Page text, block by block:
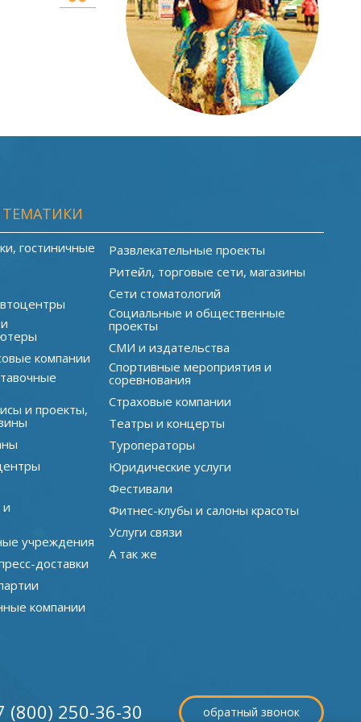
гостиничные
компании
и проекты,
учреждения
доставки
компании
Развлекательные проекты
Ритейл, торговые сети, магазины
Сети стоматологий
Социальные и общественные
проекты
СМИ и издательства
Спортивные мероприятия и
соревнования
Страховые компании
Театры и концерты
Туроператоры
Юридические услуги
Фестивали
Фитнес-клубы и салоны красоты
Услуги связи
А так же
обратный звонок
(800) 250-36-30